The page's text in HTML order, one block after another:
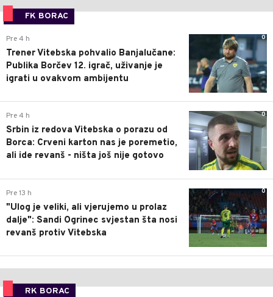
FK BORAC
0
Pre 4 h
Trener Vitebska pohvalio Banjalučane:
Publika Borčev 12. igrač, uživanje je
igrati u ovakvom ambijentu
0
Pre 4 h
Srbin iz redova Vitebska o porazu od
Borca: Crveni karton nas je poremetio,
ali ide revanš - ništa još nije gotovo
0
Pre 13 h
"Ulog je veliki, ali vjerujemo u prolaz
dalje": Sandi Ogrinec svjestan šta nosi
revanš protiv Vitebska
RK BORAC